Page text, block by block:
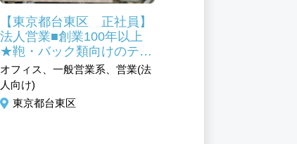
【東京都台東区 正社員】
法人営業■創業100年以上
★鞄・バック類向けのテキ
スタイル専門商社
オフィス、一般営業系、営業(法
人向け)
東京都台東区